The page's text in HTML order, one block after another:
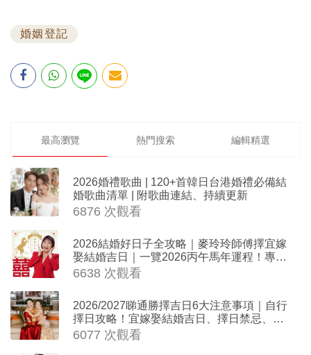
婚姻登記
最高瀏覽 熱門搜索 編輯精選
2026婚禮歌曲 | 120+首韓日台港婚禮必備結
婚歌曲清單 | 附歌曲連結、持續更新
6876 次觀看
2026結婚好日子全攻略｜麥玲玲師傅擇宜嫁
娶結婚吉日｜一覽2026丙午馬年運程！專業
擇日結婚+避開沖煞生肖指南
6638 次觀看
2026/2027睇通勝擇吉日6大注意事項｜自行
擇日攻略！宜嫁娶結婚吉日、擇日禁忌、相
沖生肖一覽
6077 次觀看